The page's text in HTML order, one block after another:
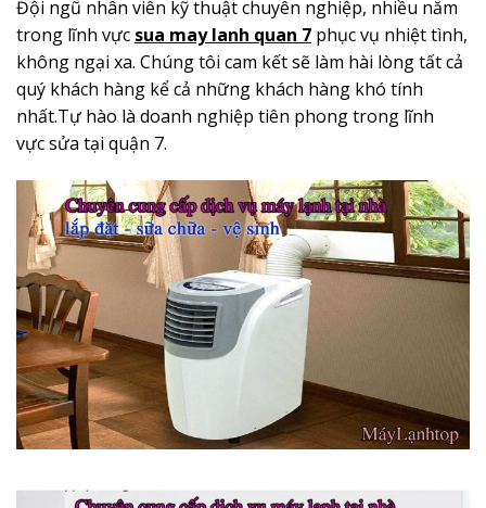
Đội ngũ nhân viên kỹ thuật chuyên nghiệp, nhiều năm
trong lĩnh vực sua may lanh quan 7 phục vụ nhiệt tình,
không ngại xa. Chúng tôi cam kết sẽ làm hài lòng tất cả
quý khách hàng kể cả những khách hàng khó tính
nhất.Tự hào là doanh nghiệp tiên phong trong lĩnh
vực sửa tại quận 7.